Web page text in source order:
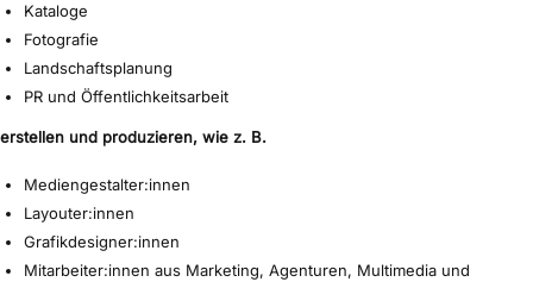
Kataloge
Fotografie
Landschaftsplanung
PR und Öffentlichkeitsarbeit
erstellen und produzieren, wie z. B.
Mediengestalter:innen
Layouter:innen
Grafikdesigner:innen
Mitarbeiter:innen aus Marketing, Agenturen, Multimedia und